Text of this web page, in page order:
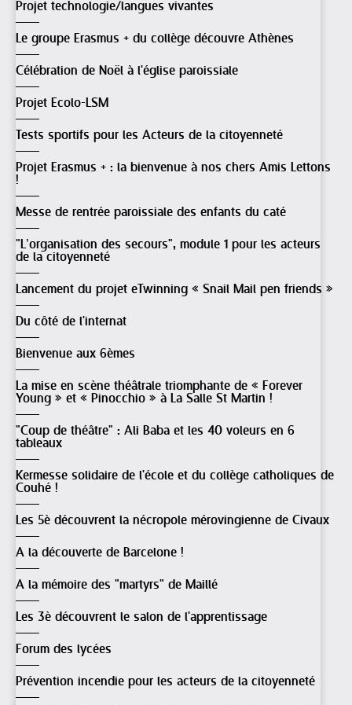
Projet technologie/langues vivantes
Le groupe Erasmus + du collège découvre Athènes
Célébration de Noël à l'église paroissiale
Projet Ecolo-LSM
Tests sportifs pour les Acteurs de la citoyenneté
Projet Erasmus + : la bienvenue à nos chers Amis Lettons
!
Messe de rentrée paroissiale des enfants du caté
"L’organisation des secours", module 1 pour les acteurs
de la citoyenneté
Lancement du projet eTwinning « Snail Mail pen friends »
Du côté de l'internat
Bienvenue aux 6èmes
La mise en scène théâtrale triomphante de « Forever
Young » et « Pinocchio » à La Salle St Martin !
"Coup de théâtre" : Ali Baba et les 40 voleurs en 6
tableaux
Kermesse solidaire de l'école et du collège catholiques de
Couhé !
Les 5è découvrent la nécropole mérovingienne de Civaux
A la découverte de Barcelone !
A la mémoire des "martyrs" de Maillé
Les 3è découvrent le salon de l'apprentissage
Forum des lycées
Prévention incendie pour les acteurs de la citoyenneté